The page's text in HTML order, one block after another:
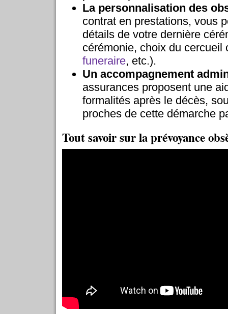
La personnalisation des
contrat en prestations, vous
détails de votre dernière
cérémonie, choix du cercueil
funeraire, etc.).
Un accompagnement
assurances proposent une
formalités après le décès,
proches de cette démarche
Tout savoir sur la prévoyance